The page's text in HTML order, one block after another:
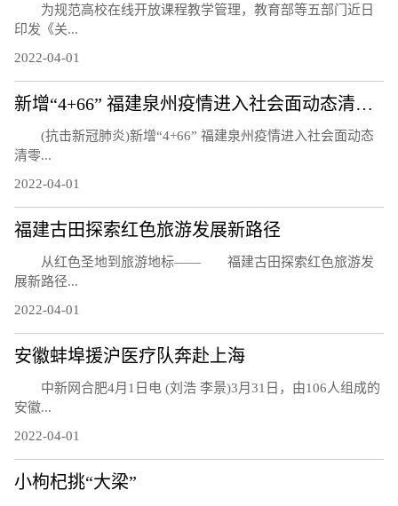
为规范高校在线开放课程教学管理，教育部等五部门近日
印发《关...
2022-04-01
新增“4+66” 福建泉州疫情进入社会面动态清零攻坚阶段
(抗击新冠肺炎)新增“4+66” 福建泉州疫情进入社会面动态
清零...
2022-04-01
福建古田探索红色旅游发展新路径
从红色圣地到旅游地标—— 福建古田探索红色旅游发
展新路径...
2022-04-01
安徽蚌埠援沪医疗队奔赴上海
中新网合肥4月1日电 (刘浩 李景)3月31日，由106人组成的
安徽...
2022-04-01
小枸杞挑“大梁”